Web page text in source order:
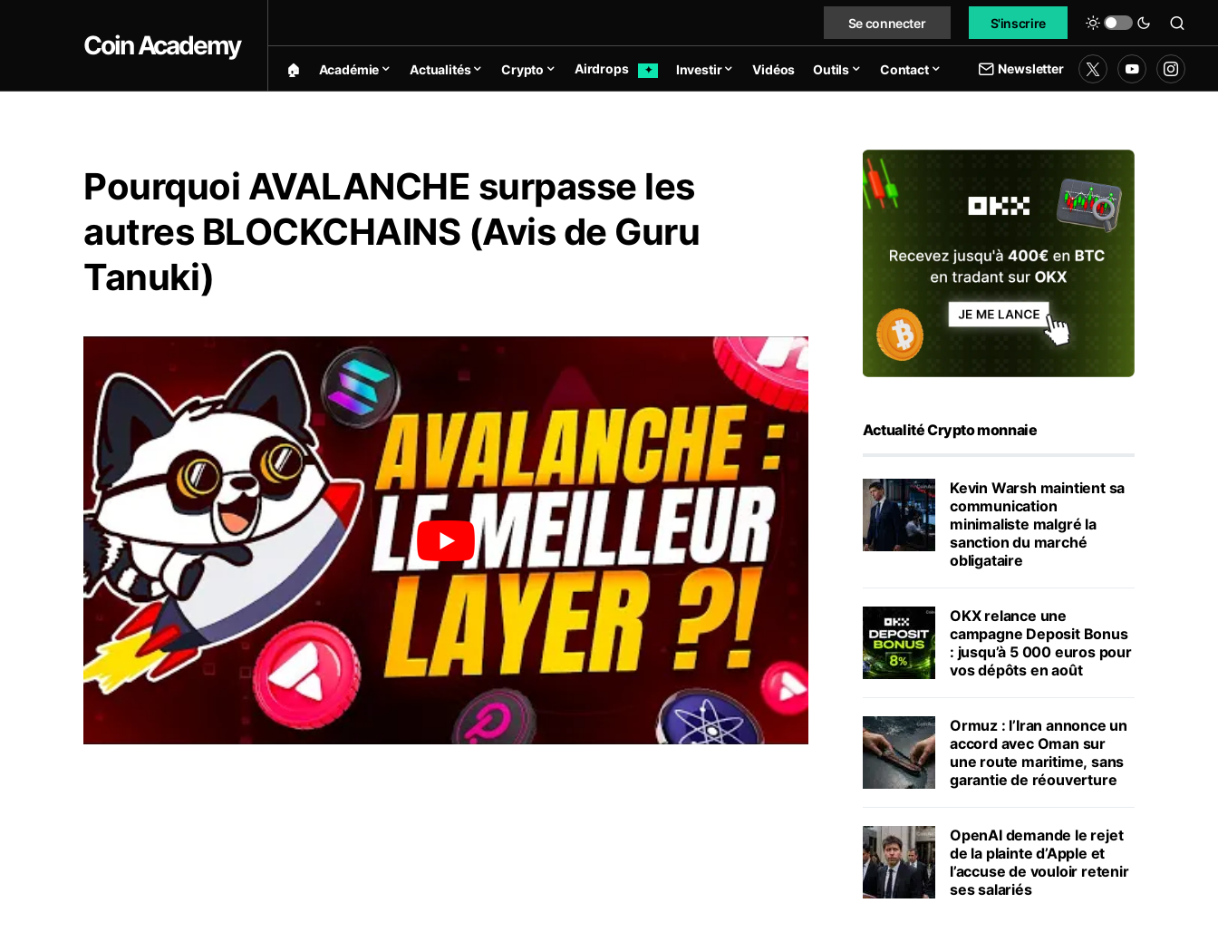
Coin Academy
Se connecter S'inscrire
🏠︎ Académie Actualités Crypto Airdrops ✦ Investir Vidéos Outils Contact Newsletter
Pourquoi AVALANCHE surpasse les
autres BLOCKCHAINS (Avis de Guru
Tanuki)
Actualité Crypto monnaie
Kevin Warsh maintient sa
communication
minimaliste malgré la
sanction du marché
obligataire
OKX relance une
campagne Deposit Bonus
: jusqu’à 5 000 euros pour
vos dépôts en août
Ormuz : l’Iran annonce un
accord avec Oman sur
une route maritime, sans
garantie de réouverture
OpenAI demande le rejet
de la plainte d’Apple et
l’accuse de vouloir retenir
ses salariés